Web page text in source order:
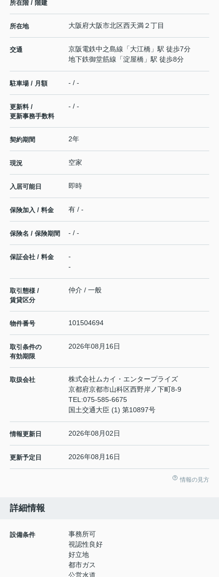
所在階 / 階建
所在地 大阪府大阪市北区西天満２丁目
交通 京阪電鉄中之島線 「大江橋 」駅 徒歩7分
地下鉄御堂筋線 「淀屋橋 」駅 徒歩8分
駐車場 / 月額 - / -
更新料 /
更新事務手数料
- / -
契約期間 2年
現況 空家
入居可能日 即時
保険加入 / 料金 有 / -
保険名 / 保険期間 - / -
保証会社 / 料金
-
-
取引態様 /
賃貸区分
仲介 / 一般
物件番号 101504694
取引条件の
有効期限
2026年08月16日
取扱会社
株式会社ムカイ・エンタープライズ
京都府京都市山科区西野岸ノ下町8-9
TEL:075-585-6675
国土交通大臣 (1) 第10897号
情報更新日 2026年08月02日
更新予定日 2026年08月16日
情報の見方
詳細情報
設備条件
事務所可
視認性良好
好立地
都市ガス
公営水道